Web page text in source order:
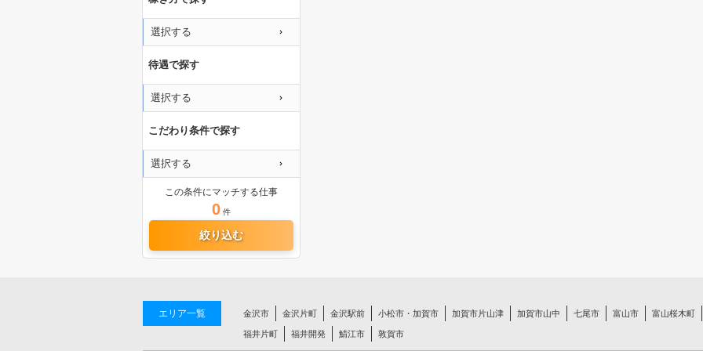
選択する
待遇で探す
選択する
こだわり条件で探す
選択する
この条件にマッチする仕事
0 件
絞り込む
エリア一覧 金沢市 金沢片町 金沢駅前 小松市・加賀市 加賀市片山津 加賀市山中 七尾市 富山市 富山桜木町
福井片町 福井開発 鯖江市 敦賀市